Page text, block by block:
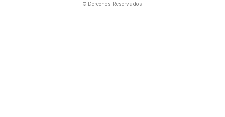
© Derechos Reservados